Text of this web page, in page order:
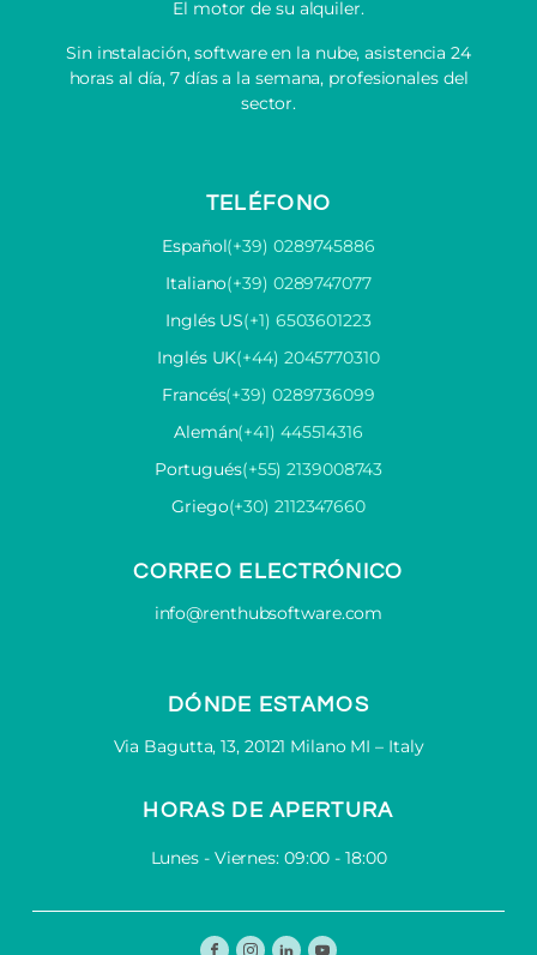
El motor de su alquiler.
Sin instalación, software en la nube, asistencia 24
horas al día, 7 días a la semana, profesionales del
sector.
TELÉFONO
Español(+39) 0289745886
Italiano(+39) 0289747077
Inglés US(+1) 6503601223
Inglés UK(+44) 2045770310
Francés(+39) 0289736099
Alemán(+41) 445514316
Portugués(+55) 2139008743
Griego(+30) 2112347660
CORREO ELECTRÓNICO
info@renthubsoftware.com
DÓNDE ESTAMOS
Via Bagutta, 13, 20121 Milano MI – Italy
HORAS DE APERTURA
Lunes - Viernes: 09:00 - 18:00